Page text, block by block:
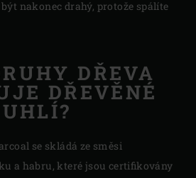
nakonec drahý, protože spálíte
DŘEVA
DŘEVĚNÉ
UHLÍ?
se skládá ze směsi
a habru, které jsou certifikovány